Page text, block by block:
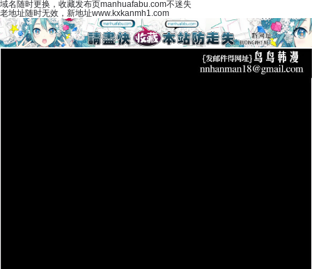
域名随时更换，收藏发布页manhuafabu.com不迷失
老地址随时无效，新地址www.kxkanmh1.com